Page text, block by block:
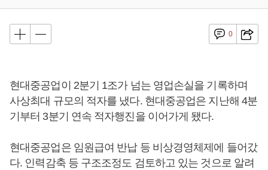
0
현대중공업이 2분기 1조가 넘는 영업손실을 기록하며
사상최대 규모의 적자를 냈다. 현대중공업은 지난해 4분
기부터 3분기 연속 적자행진을 이어가게 됐다.
현대중공업은 임원급여 반납 등 비상경영체제에 들어갔
다. 인력감축 등 구조조정도 검토하고 있는 것으로 알려